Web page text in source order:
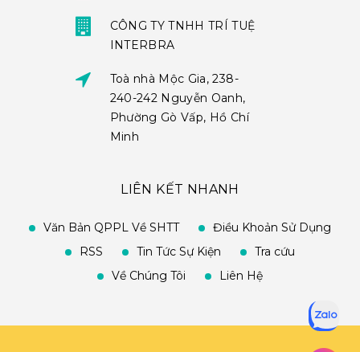
CÔNG TY TNHH TRÍ TUỆ
INTERBRA
Toà nhà Mộc Gia, 238-
240-242 Nguyễn Oanh,
Phường Gò Vấp, Hồ Chí
Minh
LIÊN KẾT NHANH
Văn Bản QPPL Về SHTT
Điều Khoản Sử Dụng
RSS
Tin Tức Sự Kiện
Tra cứu
Về Chúng Tôi
Liên Hệ